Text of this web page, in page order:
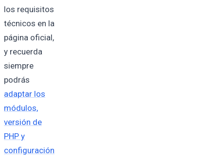
los requisitos
técnicos en la
página oficial,
y recuerda
siempre
podrás
adaptar los
módulos,
versión de
PHP y
configuración